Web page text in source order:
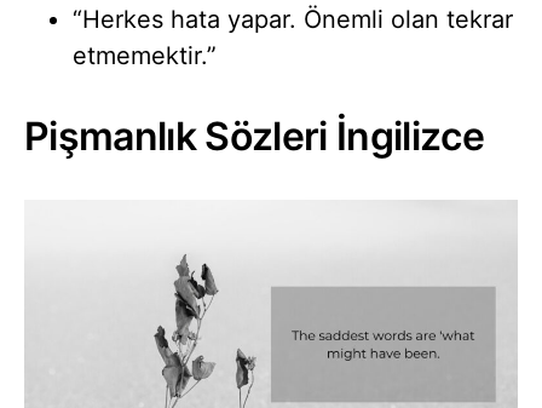
“Herkes hata yapar. Önemli olan tekrar
etmemektir.”
Pişmanlık Sözleri İngilizce